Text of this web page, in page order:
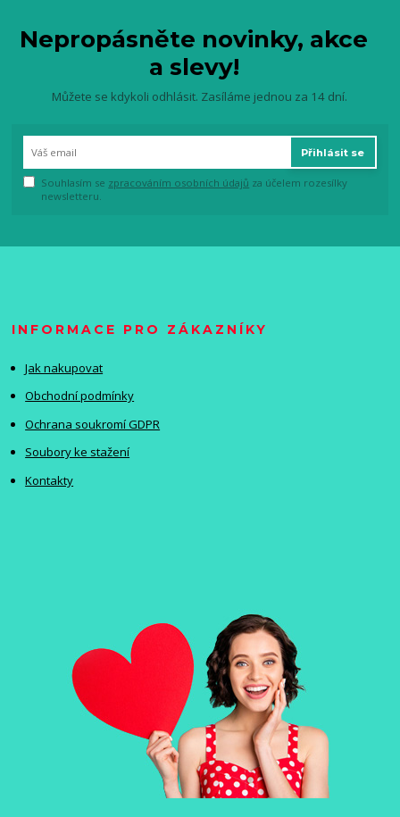
Nepropásněte novinky, akce
a slevy!
Můžete se kdykoli odhlásit. Zasíláme jednou za 14 dní.
Přihlásit se
Souhlasím se zpracováním osobních údajů za účelem rozesílky
newsletteru.
INFORMACE PRO ZÁKAZNÍKY
Jak nakupovat
Obchodní podmínky
Ochrana soukromí GDPR
Soubory ke stažení
Kontakty